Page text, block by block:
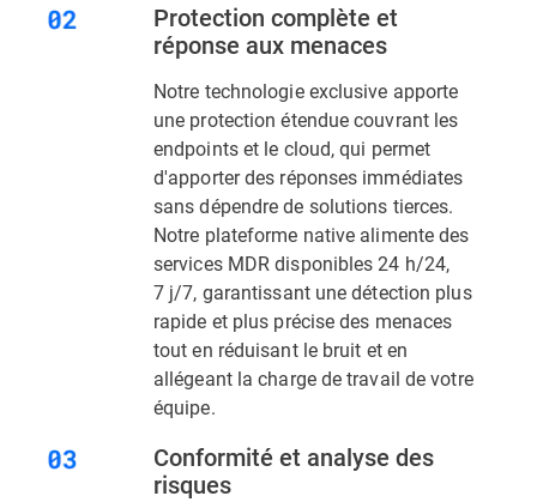
Protection complète et
réponse aux menaces
Notre technologie exclusive apporte
une protection étendue couvrant les
endpoints et le cloud, qui permet
d'apporter des réponses immédiates
sans dépendre de solutions tierces.
Notre plateforme native alimente des
services MDR disponibles 24 h/24,
7 j/7, garantissant une détection plus
rapide et plus précise des menaces
tout en réduisant le bruit et en
allégeant la charge de travail de votre
équipe.
Conformité et analyse des
risques